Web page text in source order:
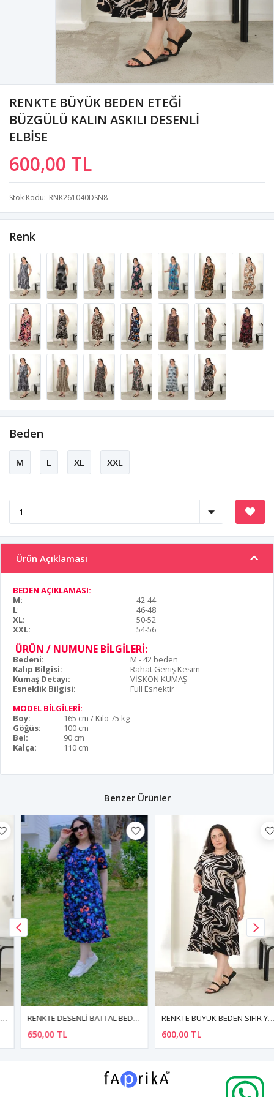
RENKTE BÜYÜK BEDEN ETEĞİ
BÜZGÜLÜ KALIN ASKILI DESENLİ
ELBİSE
600,00 TL
Stok Kodu RNK261040DSN8
Renk
Beden
M L XL XXL
Ürün Açıklaması
BEDEN AÇIKLAMASI:
M:
42-44
L:
46-48
XL:
50-52
XXL:
54-56
ÜRÜN / NUMUNE BİLGİLERİ:
Bedeni:
M - 42 beden
Kalıp Bilgisi:
Rahat Geniş Kesim
Kumaş Detayı:
VİSKON KUMAŞ
Esneklik Bilgisi:
Full Esnektir
MODEL BİLGİLERİ:
Boy:
165 cm / Kilo 75 kg
Göğüs:
100 cm
Bel:
90 cm
Kalça:
110 cm
Benzer Ürünler
RENKTE DESENLİ BATTAL BEDEN PAMUKLU ESNEK ELBİSE
650,00 TL
RENKTE BÜYÜK BEDEN SIFIR YAKA KISA KOL DESENLİ ESNEK ELBİSE
600,00 TL